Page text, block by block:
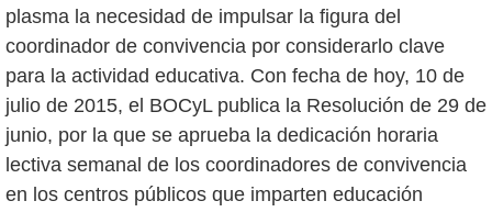
plasma la necesidad de impulsar la figura del
coordinador de convivencia por considerarlo clave
para la actividad educativa. Con fecha de hoy, 10 de
julio de 2015, el BOCyL publica la Resolución de 29 de
junio, por la que se aprueba la dedicación horaria
lectiva semanal de los coordinadores de convivencia
en los centros públicos que imparten educación